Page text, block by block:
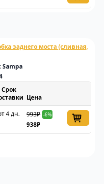
заднего моста (сливная,
Sampa
Срок
Цена
4 дн. 993₽ -6%
938₽